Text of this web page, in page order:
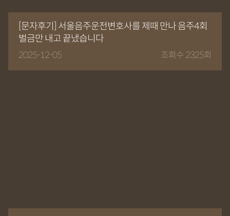
[문자후기] 서울음주운전변호사를 제때 만나 음주4회
벌금만 내고 끝냈습니다
2025-12-05 조회수 2325회